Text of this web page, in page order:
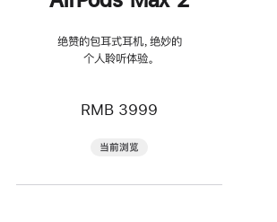
绝赞的包耳式耳机，绝妙的
个人聆听体验。
RMB 3999
当前浏览